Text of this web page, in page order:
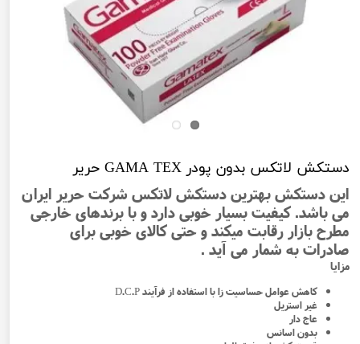
دستکش لاتکس بدون پودر GAMA TEX حریر
این دستکش بهترین دستکش لاتکس شرکت حریر ایران
می باشد. کیفیت بسیار خوبی دارد و با برندهای خارجی
مطرح بازار رقابت میکند و حتی کالای خوبی برای
صادرات به شمار می آید .
مزایا
کاهش عوامل حساسیت زا با استفاده از فرآیند D.C.P
غیر استریل
عاج دار
بدون اسانس